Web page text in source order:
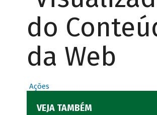
do
da Web
Ações
VEJA TAMBÉM